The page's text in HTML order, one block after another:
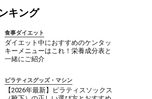
キング
食事ダイエット
ダイエット中におすすめのケンタッ
キーメニューはこれ！栄養成分表と
一緒にご紹介
ピラティスグッズ・マシン
【2026年最新】ピラティスソックス